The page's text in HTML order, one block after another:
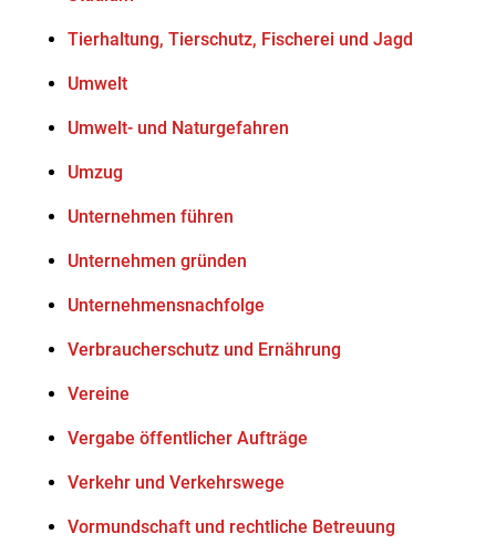
Tierhaltung, Tierschutz, Fischerei und Jagd
Umwelt
Umwelt- und Naturgefahren
Umzug
Unternehmen führen
Unternehmen gründen
Unternehmensnachfolge
Verbraucherschutz und Ernährung
Vereine
Vergabe öffentlicher Aufträge
Verkehr und Verkehrswege
Vormundschaft und rechtliche Betreuung